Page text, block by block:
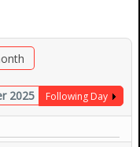
2025 Following Day